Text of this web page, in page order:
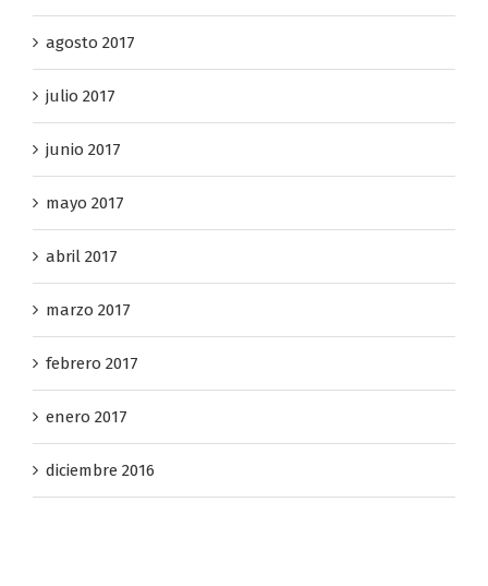
agosto 2017
julio 2017
junio 2017
mayo 2017
abril 2017
marzo 2017
febrero 2017
enero 2017
diciembre 2016